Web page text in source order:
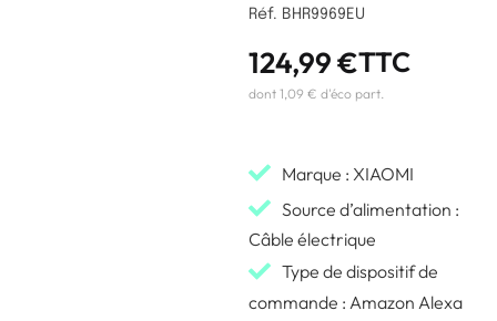
Réf. BHR9969EU
124,99€TTC
dont 1,09 € d'éco part.
Marque : XIAOMI
Source d’alimentation :
Câble électrique
Type de dispositif de
commande : Amazon Alexa